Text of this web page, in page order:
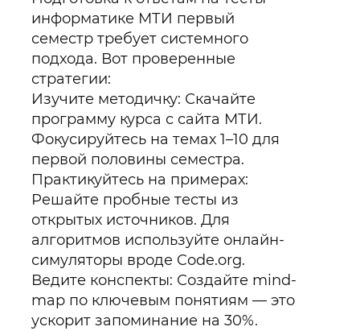
информатике МТИ первый
семестр требует системного
подхода. Вот проверенные
стратегии:
Изучите методичку: Скачайте
программу курса с сайта МТИ.
Фокусируйтесь на темах 1–10 для
первой половины семестра.
Практикуйтесь на примерах:
Решайте пробные тесты из
открытых источников. Для
алгоритмов используйте онлайн-
симуляторы вроде Code.org.
Ведите конспекты: Создайте mind-
map по ключевым понятиям — это
ускорит запоминание на 30%.